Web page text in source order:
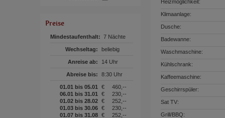
Preise
Mindestaufenthalt: 7 Nächte
Wechseltag: beliebig
Anreise ab: 14 Uhr
Abreise bis: 8:30 Uhr
01.01 bis 05.01 €
460,--
06.01 bis 31.01
€
230,--
01.02 bis 28.02 €
252,--
01.03 bis 30.06 €
230,--
01.07 bis 31.08 €
252,--
Heizmöglichkeit:
Klimaanlage:
Dusche:
Badewanne:
Waschmaschine:
Kühlschrank:
Kaffeemaschine:
Geschirrspüler:
Sat TV:
Grill/BBQ: